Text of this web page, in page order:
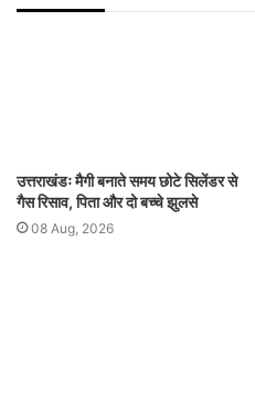
उत्तराखंडः मैगी बनाते समय छोटे सिलेंडर से
गैस रिसाव, पिता और दो बच्चे झुलसे
08 Aug, 2026